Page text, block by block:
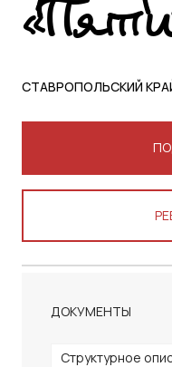
СТАВРОПОЛЬСКИЙ
ДОКУМЕНТЫ
Структурное